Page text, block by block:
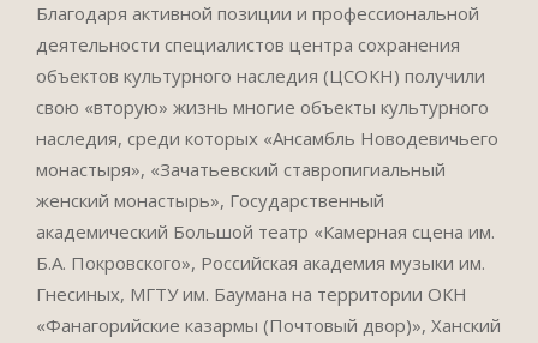
Благодаря активной позиции и профессиональной
деятельности специалистов центра сохранения
объектов культурного наследия (ЦСОКН) получили
свою «вторую» жизнь многие объекты культурного
наследия, среди которых «Ансамбль Новодевичьего
монастыря», «Зачатьевский ставропигиальный
женский монастырь», Государственный
академический Большой театр «Камерная сцена им.
Б.А. Покровского», Российская академия музыки им.
Гнесиных, МГТУ им. Баумана на территории ОКН
«Фанагорийские казармы (Почтовый двор)», Ханский